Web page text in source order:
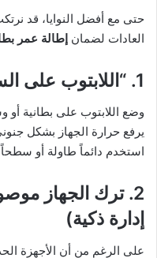
حتى مع أفضل النوايا، قد
العادات لضمان إطالة عمر
1. “اللابتوب على السرير” (كارثة التهوية)
وضع اللابتوب على بطانية أو
يرفع حرارة الجهاز بشكل
استخدم دائماً طاولة أو
إدارة ذكية)